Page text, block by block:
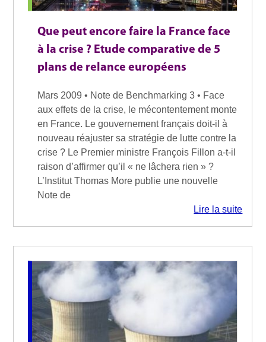
Que peut encore faire la France face
à la crise ? Etude comparative de 5
plans de relance européens
Mars 2009 • Note de Benchmarking 3 • Face
aux effets de la crise, le mécontentement monte
en France. Le gouvernement français doit-il à
nouveau réajuster sa stratégie de lutte contre la
crise ? Le Premier ministre François Fillon a-t-il
raison d’affirmer qu’il « ne lâchera rien » ?
L’Institut Thomas More publie une nouvelle
Note de
Lire la suite